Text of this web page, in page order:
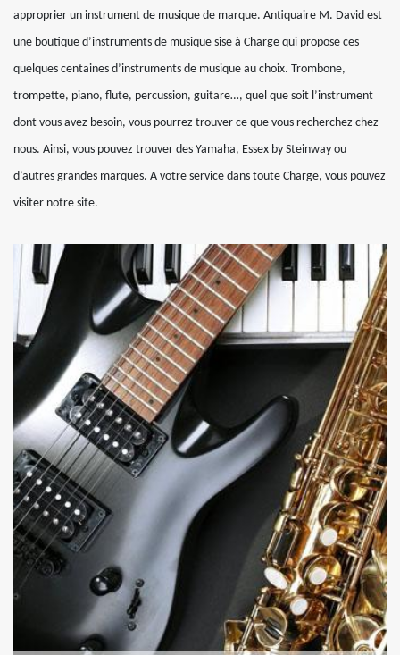
approprier un instrument de musique de marque. Antiquaire M. David est
une boutique d’instruments de musique sise à Charge qui propose ces
quelques centaines d’instruments de musique au choix. Trombone,
trompette, piano, flute, percussion, guitare…, quel que soit l’instrument
dont vous avez besoin, vous pourrez trouver ce que vous recherchez chez
nous. Ainsi, vous pouvez trouver des Yamaha, Essex by Steinway ou
d’autres grandes marques. A votre service dans toute Charge, vous pouvez
visiter notre site.